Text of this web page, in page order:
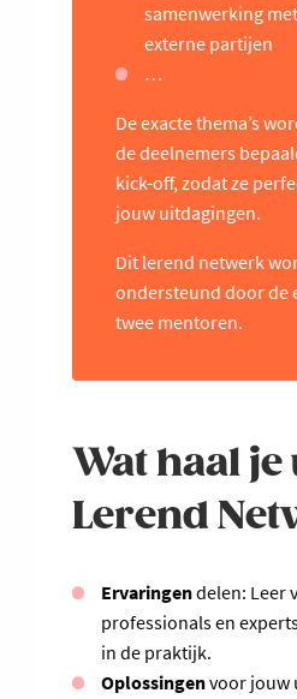
samenwerking
externe partijen
…
De exacte thema’s
de deelnemers
kick-off, zodat ze
jouw uitdagingen.
Dit lerend netwerk
ondersteund door de
twee mentoren.
Wat haal
Lerend
Ervaringendelen: Leer
professionals en
in de praktijk.
Oplossingenvoor jouw